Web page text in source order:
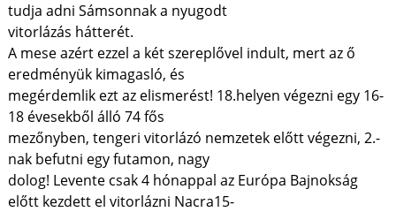
tudja adni Sámsonnak a nyugodt
vitorlázás hátterét.
A mese azért ezzel a két szereplővel indult, mert az ő
eredményük kimagasló, és
megérdemlik ezt az elismerést! 18.helyen végezni egy 16-
18 évesekből álló 74 fős
mezőnyben, tengeri vitorlázó nemzetek előtt végezni, 2.-
nak befutni egy futamon, nagy
dolog! Levente csak 4 hónappal az Európa Bajnokság
előtt kezdett el vitorlázni Nacra15-